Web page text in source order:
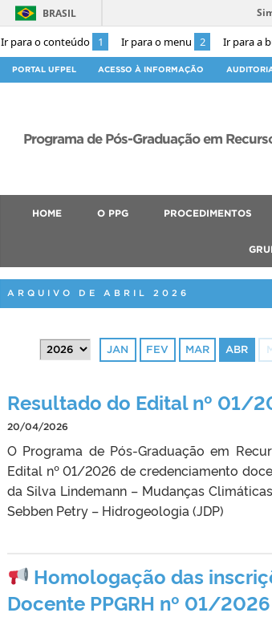
Ir para o conteúdo 1 Ir para o menu 2 Ir para a
BRASIL
PORTAL UFPEL ACESSO À INFORMAÇÃO
Programa de Pós-Graduação em
HOME O PPG PROCEDIMENTOS
ARQUIVO DE ABRIL 2026
JAN FEV MAR ABR
Resultado do Edital nº 01/
20/04/2026
O Programa de Pós-Graduação em
Edital nº 01/2026 de credenciamento
da Silva Lindemann – Mudanças
Sebben Petry – Hidrogeologia (JDP)
Homologação das
Docente PPGRH nº 01/2026